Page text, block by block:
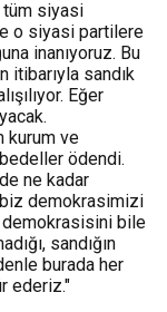
tüm siyasi
o siyasi partilere
inanıyoruz. Bu
itibarıyla sandık
Eğer
kurum ve
ödendi.
ne kadar
biz demokrasimizi
demokrasisini bile
sandığın
burada her
ederiz."